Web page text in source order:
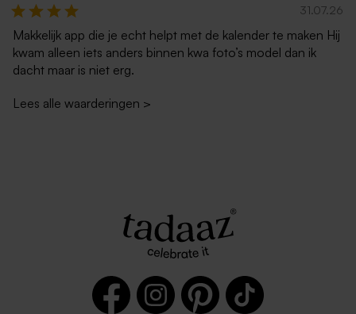
Crèmekleurige enveloppe
met puntklep
enveloppe met rechte klep
31.07.26
Makkelijk app die je echt helpt met de kalender te maken Hij
kwam alleen iets anders binnen kwa foto’s model dan ik
dacht maar is niet erg.
Lees alle waarderingen >